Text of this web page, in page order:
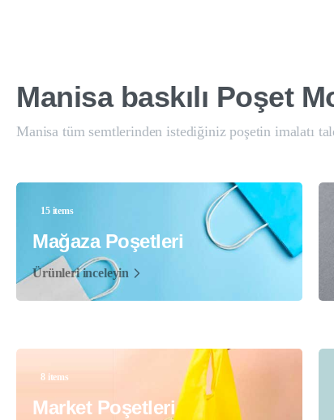
Manisa baskılı Poşet
Manisa tüm semtlerinden istediğiniz poşetin imalatı
15 items
Mağaza Poşetleri
Ürünleri inceleyin
8 items
Market Poşetleri